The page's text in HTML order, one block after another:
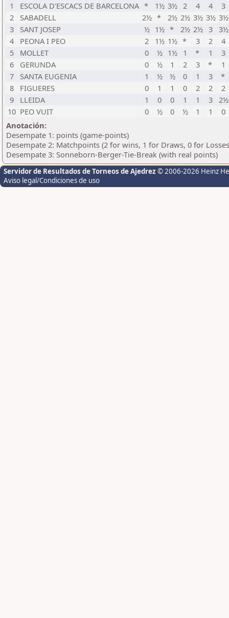
1
ESCOLA D'ESCACS DE BARCELONA * 1½ 3½ 2 4 4
3
2
SABADELL 2½ * 2½ 2½ 3½ 3½ 3½
3
SANT JOSEP ½ 1½ * 2½ 2½ 3 3½
4
PEONA I PEO 2 1½ 1½ * 3 2
4
5
MOLLET 0 ½ 1½ 1 * 1
3
6
GERUNDA 0 ½ 1 2 3 *
1
7
SANTA EUGENIA 1 ½ ½ 0 1 3
*
8
FIGUERES 0 1 1 0 2 2
2
9
LLEIDA 1 0 0 1 1 3 2½
10 PEO VUIT 0 ½ 0 ½ 1 1
0
Anotación:
Desempate 1: points (game-points)
Desempate 2: Matchpoints (2 for wins, 1 for Draws, 0 for
Desempate 3: Sonneborn-Berger-Tie-Break (with real points)
Servidor de Resultados de Torneos de Ajedrez © 2006-2026 Heinz
Aviso legal/Condiciones de uso